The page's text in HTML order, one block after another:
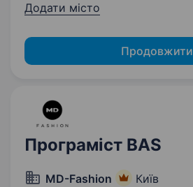
Додати місто
Продовжити
Програміст BAS
MD-Fashion Київ